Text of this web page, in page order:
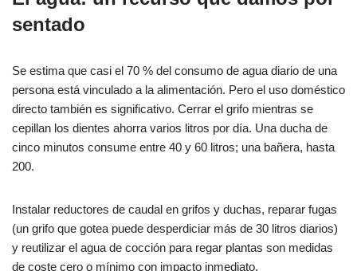
sentado
Se estima que casi el 70 % del consumo de agua diario de una
persona está vinculado a la alimentación. Pero el uso doméstico
directo también es significativo. Cerrar el grifo mientras se
cepillan los dientes ahorra varios litros por día. Una ducha de
cinco minutos consume entre 40 y 60 litros; una bañera, hasta
200.
Instalar reductores de caudal en grifos y duchas, reparar fugas
(un grifo que gotea puede desperdiciar más de 30 litros diarios)
y reutilizar el agua de cocción para regar plantas son medidas
de coste cero o mínimo con impacto inmediato.